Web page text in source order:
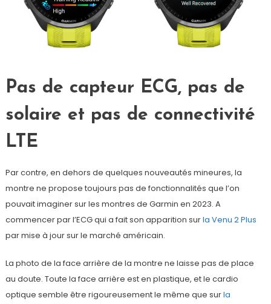
Pas de capteur ECG, pas de
solaire et pas de connectivité
LTE
Par contre, en dehors de quelques nouveautés mineures, la
montre ne propose toujours pas de fonctionnalités que l’on
pouvait imaginer sur les montres de Garmin en 2023. A
commencer par l’ECG qui a fait son apparition surla Venu 2 Plus
par mise à jour sur le marché américain.
La photo de la face arrière de la montre ne laisse pas de place
au doute. Toute la face arrière est en plastique, et le cardio
optique semble être rigoureusement le même que surla